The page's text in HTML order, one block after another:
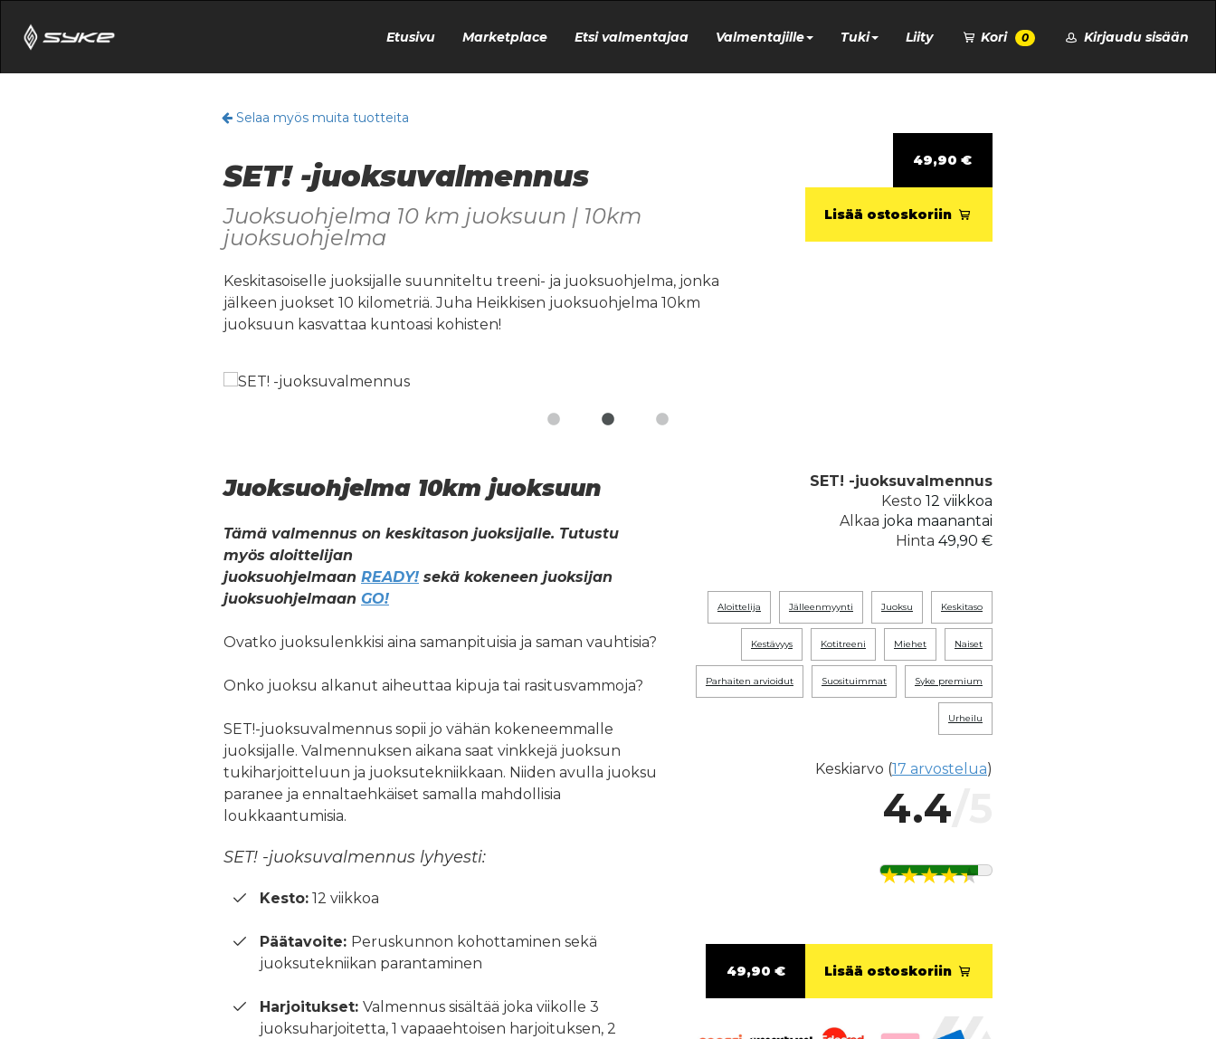
Etusivu Marketplace Etsi valmentajaa Valmentajille Tuki Liity Kori 0 Kirjaudu sisään
Selaa myös muita tuotteita
SET! -juoksuvalmennus
Juoksuohjelma 10 km juoksuun | 10km
juoksuohjelma
Keskitasoiselle juoksijalle suunniteltu treeni- ja juoksuohjelma, jonka
jälkeen juokset 10 kilometriä. Juha Heikkisen juoksuohjelma 10km
juoksuun kasvattaa kuntoasi kohisten!
49,90 €
Lisää ostoskoriin
Juoksuohjelma 10km juoksuun
Tämä valmennus on keskitason juoksijalle. Tutustu
myös aloittelijan
juoksuohjelmaan READY! sekä kokeneen juoksijan
juoksuohjelmaan GO!
Ovatko juoksulenkkisi aina samanpituisia ja saman vauhtisia?
Onko juoksu alkanut aiheuttaa kipuja tai rasitusvammoja?
SET!-juoksuvalmennus sopii jo vähän kokeneemmalle
juoksijalle. Valmennuksen aikana saat vinkkejä juoksun
tukiharjoitteluun ja juoksutekniikkaan. Niiden avulla juoksu
paranee ja ennaltaehkäiset samalla mahdollisia
loukkaantumisia.
SET! -juoksuvalmennus lyhyesti:
Kesto: 12 viikkoa
Päätavoite: Peruskunnon kohottaminen sekä
juoksutekniikan parantaminen
Harjoitukset: Valmennus sisältää joka viikolle 3
juoksuharjoitetta, 1 vapaaehtoisen harjoituksen, 2
SET! -juoksuvalmennus
Kesto 12 viikkoa
Alkaa joka maanantai
Hinta 49,90 €
aloittelija jälleenmyynti juoksu keskitaso
kestävyys kotitreeni miehet naiset
parhaiten arvioidut suosituimmat syke premium
urheilu
Keskiarvo (17 arvostelua)
4.4
49,90 € Lisää ostoskoriin